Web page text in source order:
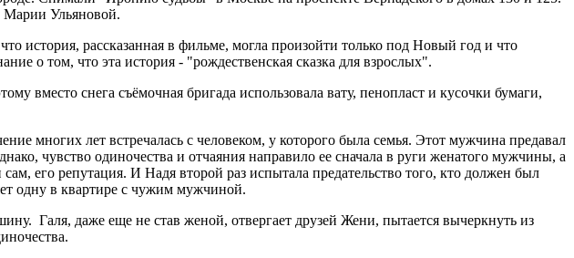
Марии Ульяновой.
история, рассказанная в фильме, могла произойти только под Новый год и что
о том, что эта история - "рождественская сказка для взрослых".
вместо снега съёмочная бригада использовала вату, пенопласт и кусочки бумаги,
многих лет встречалась с человеком, у которого была семья. Этот мужчина предавал
чувство одиночества и отчаяния направило ее сначала в руги женатого мужчины, а
его репутация. И Надя второй раз испытала предательство того, кто должен был
одну в квартире с чужим мужчиной.
Галя, даже еще не став женой, отвергает друзей Жени, пытается вычеркнуть из